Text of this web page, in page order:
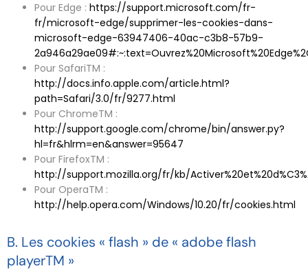
Pour Edge : https://support.microsoft.com/fr-
fr/microsoft-edge/supprimer-les-cookies-dans-
microsoft-edge-63947406-40ac-c3b8-57b9-
Pour SafariTM :
http://docs.info.apple.com/article.html?
path=Safari/3.0/fr/9277.html
Pour ChromeTM :
http://support.google.com/chrome/bin/answer.py?
hl=fr&hlrm=en&answer=95647
Pour FirefoxTM :
http://support.mozilla.org/fr/kb/
Pour OperaTM :
http://help.opera.com/Windows/10.20/fr/cookies.html
B. Les cookies « flash » de « adobe flash
playerTM »